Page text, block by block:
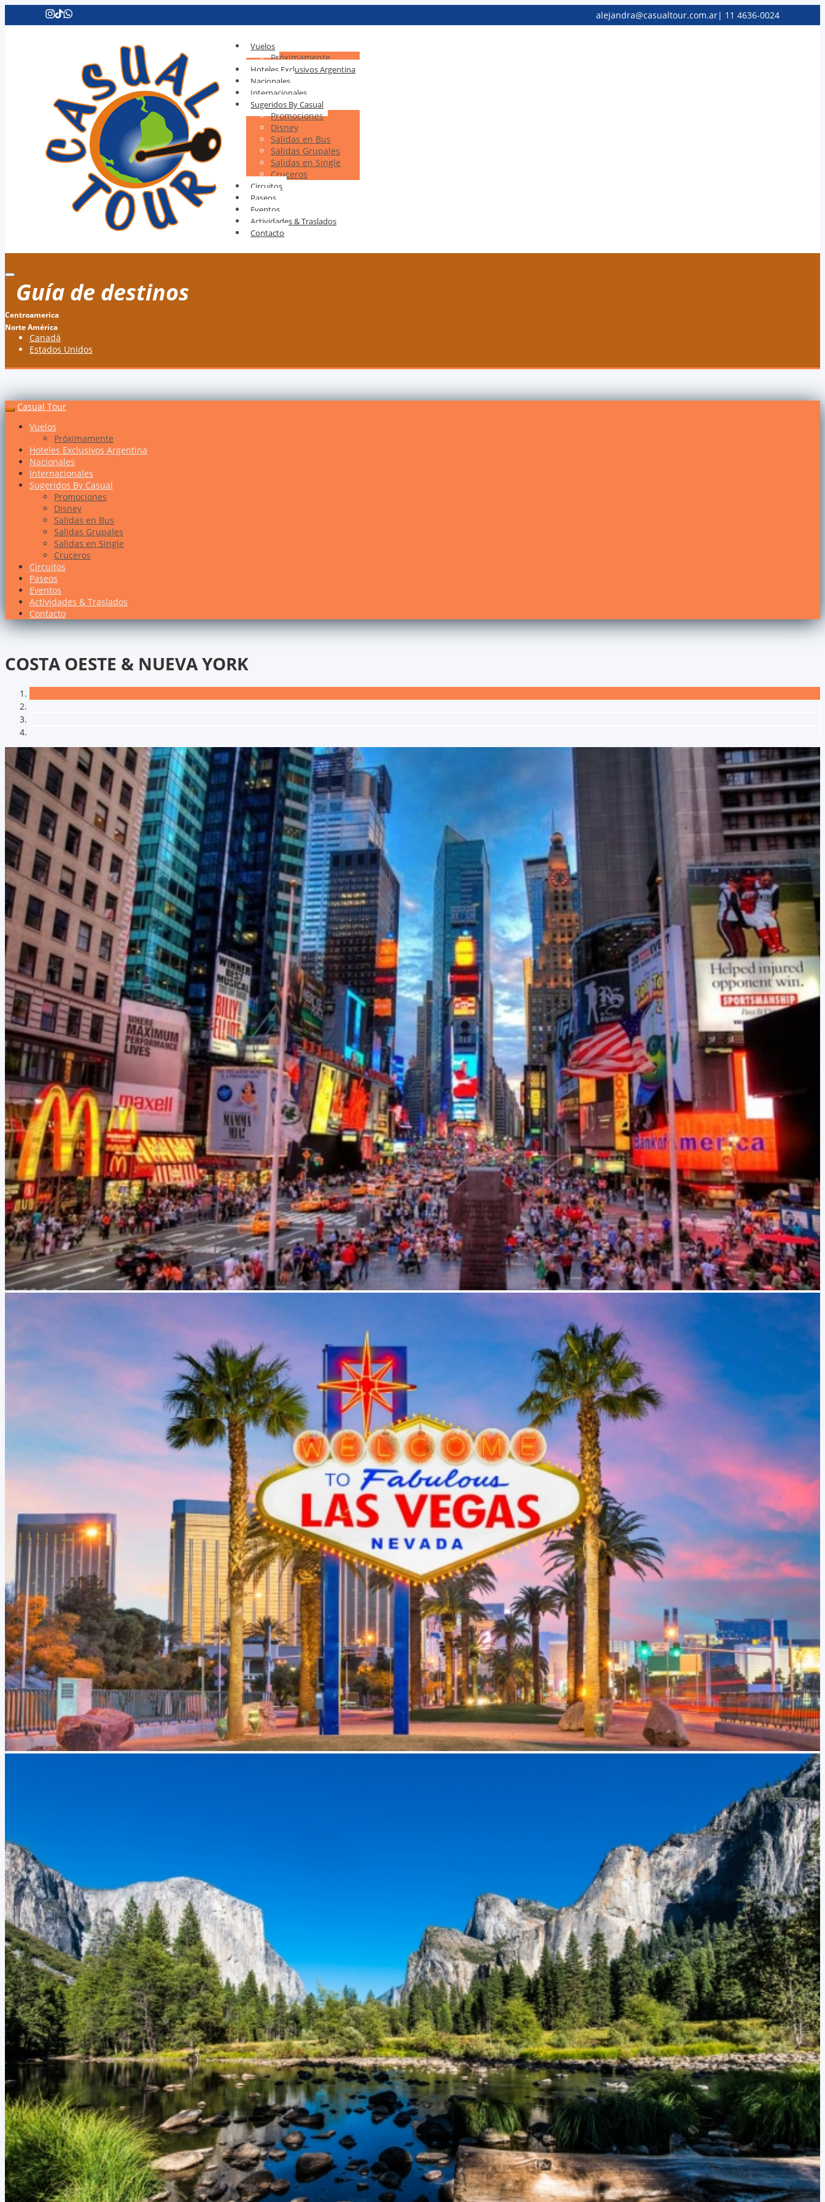
alejandra@casualtour.com.ar| 11 4636-0024
Vuelos
Próximamente
Hoteles Exclusivos Argentina
Nacionales
Internacionales
Sugeridos By Casual
Promociones
Disney
Salidas en Bus
Salidas Grupales
Salidas en Single
Cruceros
Circuitos
Paseos
Eventos
Actividades & Traslados
Contacto
Guía de destinos
Centroamerica
Norte América
Canadá
Estados Unidos
Casual Tour
Vuelos
Próximamente
Hoteles Exclusivos Argentina
Nacionales
Internacionales
Sugeridos By Casual
Promociones
Disney
Salidas en Bus
Salidas Grupales
Salidas en Single
Cruceros
Circuitos
Paseos
Eventos
Actividades & Traslados
Contacto
COSTA OESTE & NUEVA YORK